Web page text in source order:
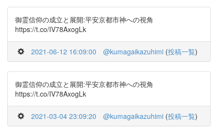
御霊信仰の成立と展開:平安京都市神への視角
https://t.co/IV78AxogLk
2021-06-12 16:09:00 @kumagaikazuhimi (投稿一覧)
御霊信仰の成立と展開:平安京都市神への視角
https://t.co/IV78AxogLk
2021-03-04 23:09:20 @kumagaikazuhimi (投稿一覧)